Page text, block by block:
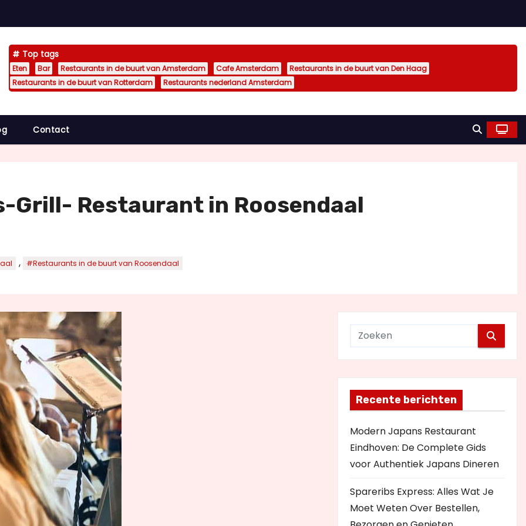
Top tags
Eten Bar Restaurants in de buurt van Amsterdam Cafe Amsterdam
Restaurants in de buurt van Den Haag
Restaurants in de buurt van Rotterdam
Restaurants nederland Amsterdam
Contact
Grill- Restaurant in Roosendaal
, #Restaurants in de buurt van Roosendaal
Recente berichten
Modern Japans Restaurant
Eindhoven: De Complete Gids
voor Authentiek Japans Dineren
Spareribs Express: Alles Wat Je
Moet Weten Over Bestellen,